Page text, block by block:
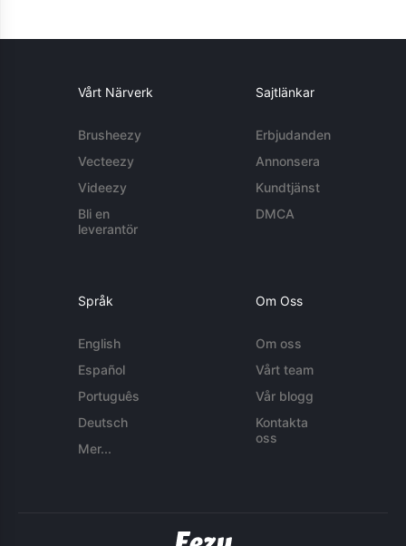
Vårt Närverk
Brusheezy
Vecteezy
Videezy
Bli en
leverantör
Sajtlänkar
Erbjudanden
Annonsera
Kundtjänst
DMCA
Språk
English
Español
Português
Deutsch
Mer...
Om Oss
Om oss
Vårt team
Vår blogg
Kontakta
oss